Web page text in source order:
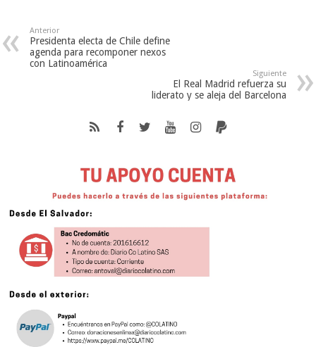
Anterior
Presidenta electa de Chile define
agenda para recomponer nexos
con Latinoamérica
Siguiente
El Real Madrid refuerza su
liderato y se aleja del Barcelona